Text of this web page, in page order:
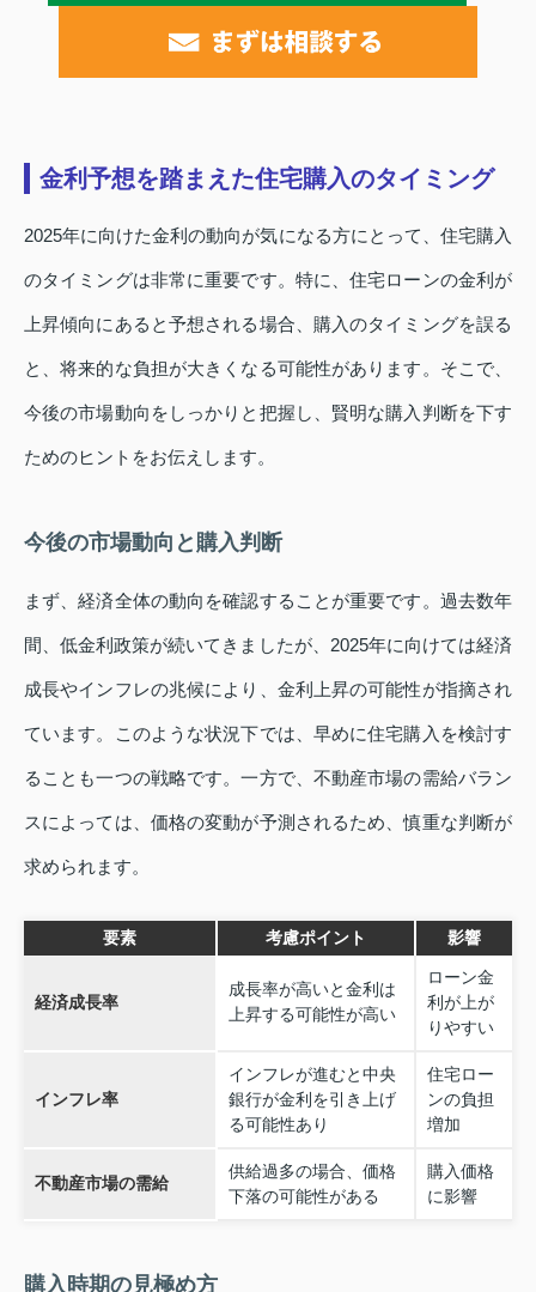
金利予想を踏まえた住宅購入のタイミング
2025年に向けた金利の動向が気になる方にとって、住宅購入
のタイミングは非常に重要です。特に、住宅ローンの金利が
上昇傾向にあると予想される場合、購入のタイミングを誤る
と、将来的な負担が大きくなる可能性があります。そこで、
今後の市場動向をしっかりと把握し、賢明な購入判断を下す
ためのヒントをお伝えします。
今後の市場動向と購入判断
まず、経済全体の動向を確認することが重要です。過去数年
間、低金利政策が続いてきましたが、2025年に向けては経済
成長やインフレの兆候により、金利上昇の可能性が指摘され
ています。このような状況下では、早めに住宅購入を検討す
ることも一つの戦略です。一方で、不動産市場の需給バラン
スによっては、価格の変動が予測されるため、慎重な判断が
求められます。
要素 考慮ポイント 影響
経済成長率
成長率が高いと金利は
上昇する可能性が高い
ローン金
利が上が
りやすい
インフレ率
インフレが進むと中央
銀行が金利を引き上げ
る可能性あり
住宅ロー
ンの負担
増加
不動産市場の需給
供給過多の場合、価格
下落の可能性がある
購入価格
に影響
購入時期の見極め方